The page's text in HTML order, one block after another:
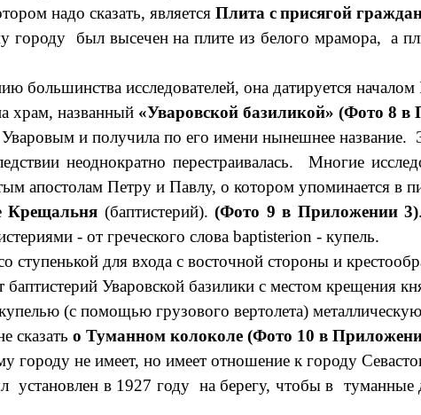
надо сказать, являетсяПлита сприсягой
был высечен на плите из белого мрамора, а
большинства исследователей, она датируется
храм, названный «Уваровской базиликой» (Фото 8 в
и получила по его имени нынешнее
неоднократно перестраивалась. Многие
апостолам Петру и Павлу, о котором упоминается в
Крещальня (баптистерий).(Фото 9 в Приложении 3)
- от греческого слова baptisterion - купель.
для входа с восточной стороны и
Уваровской базилики с местом крещения
(с помощью грузового вертолета)
сказать о Туманном колоколе (Фото 10 в
городу не имеет, но имеет отношение к городу
в 1927 году на берегу, чтобы в